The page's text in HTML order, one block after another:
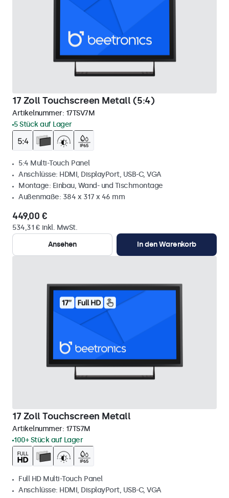
17 Zoll Touchscreen Metall (5:4)
Artikelnummer: 17TSV7M
5 Stück auf Lager
5:4 Multi-Touch Panel
Anschlüsse: HDMI, DisplayPort, USB-C, VGA
Montage: Einbau, Wand- und Tischmontage
Außenmaße: 384 x 317 x 46 mm
449,00 €
534,31 € inkl. MwSt.
Ansehen
In den Warenkorb
17 Zoll Touchscreen Metall
Artikelnummer: 17TS7M
100+ Stück auf Lager
Full HD Multi-Touch Panel
Anschlüsse: HDMI, DisplayPort, USB-C, VGA